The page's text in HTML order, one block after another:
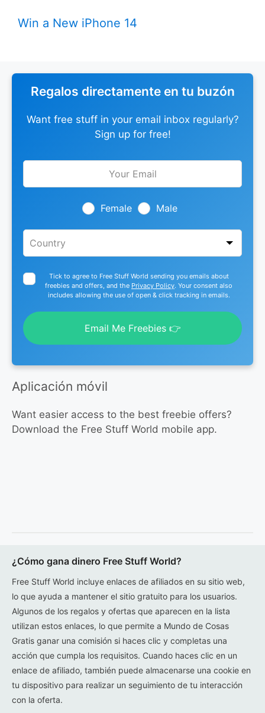
Win a New iPhone 14
Regalos directamente en tu buzón
Want free stuff in your email inbox regularly?
Sign up for free!
Leave
Female Male
Tick to agree to Free Stuff World sending you emails about
freebies and offers, and the Privacy Policy. Your consent also
includes allowing the use of open & click tracking in emails.
Email Me Freebies 👉
Aplicación móvil
Want easier access to the best freebie offers?
Download the Free Stuff World mobile app.
¿Cómo gana dinero Free Stuff World?
Free Stuff World incluye enlaces de afiliados en su sitio web,
lo que ayuda a mantener el sitio gratuito para los usuarios.
Algunos de los regalos y ofertas que aparecen en la lista
utilizan estos enlaces, lo que permite a Mundo de Cosas
Gratis ganar una comisión si haces clic y completas una
acción que cumpla los requisitos. Cuando haces clic en un
enlace de afiliado, también puede almacenarse una cookie en
tu dispositivo para realizar un seguimiento de tu interacción
con la oferta.